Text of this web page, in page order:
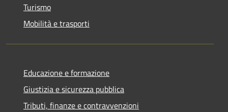
Turismo
Mobilità e trasporti
Educazione e formazione
Giustizia e sicurezza pubblica
Tributi, finanze e contravvenzioni